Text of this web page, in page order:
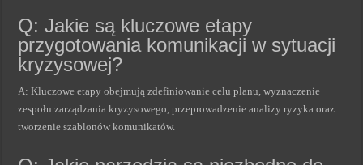
Q: Jakie są kluczowe etapy
przygotowania komunikacji w sytuacji
kryzysowej?
A: Kluczowe etapy obejmują zdefiniowanie celu planu, wyznaczenie
zespołu zarządzania kryzysowego, przeprowadzenie analizy ryzyka oraz
tworzenie szablonów komunikatów.